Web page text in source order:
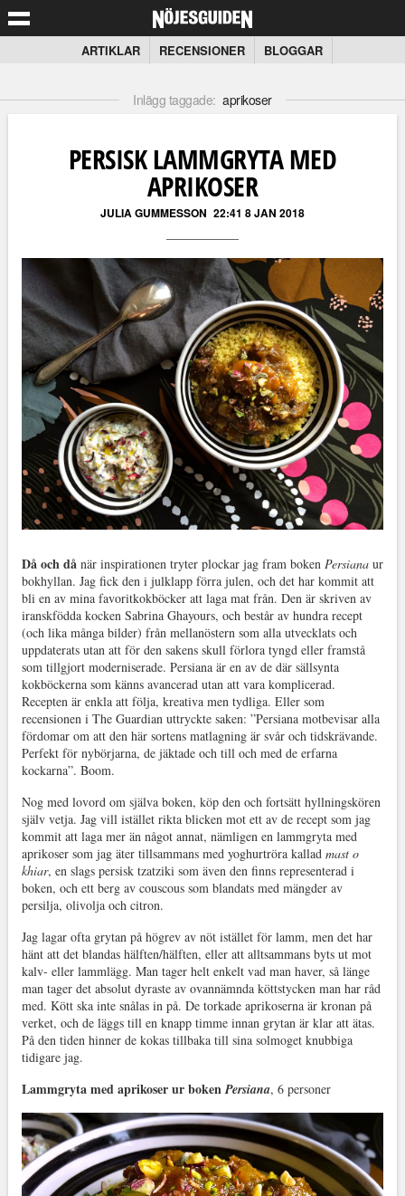
ARTIKLAR RECENSIONER BLOGGAR
Inlägg taggade: aprikoser
PERSISK LAMMGRYTA MED
APRIKOSER
JULIA GUMMESSON 22:41 8 JAN 2018
Då och dånär inspirationen tryter plockar jag fram boken Persianaur
bokhyllan. Jag fick den i julklapp förra julen, och det har kommit att
bli en av mina favoritkokböcker att laga mat från. Den är skriven av
iranskfödda kocken Sabrina Ghayours, och består av hundra recept
(och lika många bilder) från mellanöstern som alla utvecklats och
uppdaterats utan att för den sakens skull förlora tyngd eller framstå
som tillgjort moderniserade. Persiana är en av de där sällsynta
kokböckerna som känns avancerad utan att vara komplicerad.
Recepten är enkla att följa, kreativa men tydliga. Eller som
recensionen i The Guardian uttryckte saken: ”Persiana motbevisar alla
fördomar om att den här sortens matlagning är svår och tidskrävande.
Perfekt för nybörjarna, de jäktade och till och med de erfarna
kockarna”. Boom.
Nog med lovord om själva boken, köp den och fortsätt hyllningskören
själv vetja. Jag vill istället rikta blicken mot ett av de recept som jag
kommit att laga mer än något annat, nämligen en lammgryta med
aprikoser som jag äter tillsammans med yoghurtröra kallad mast o
khiar, en slags persisk tzatziki som även den finns representerad i
boken, och ett berg av couscous som blandats med mängder av
persilja, olivolja och citron.
Jag lagar ofta grytan på högrev av nöt istället för lamm, men det har
hänt att det blandas hälften/hälften, eller att alltsammans byts ut mot
kalv- eller lammlägg. Man tager helt enkelt vad man haver, så länge
man tager det absolut dyraste av ovannämnda köttstycken man har råd
med. Kött ska inte snålas in på. De torkade aprikoserna är kronan på
verket, och de läggs till en knapp timme innan grytan är klar att ätas.
På den tiden hinner de kokas tillbaka till sina solmoget knubbiga
tidigare jag.
Lammgryta med aprikoser ur bokenPersiana, 6 personer